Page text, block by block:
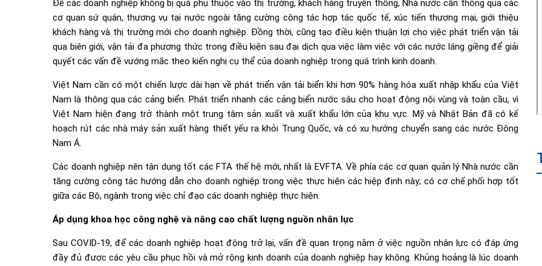
Để các doanh nghiệp không bị quá phụ thuộc vào thị trường, khách hàng truyền thống, Nhà nước cần thông qua các
cơ quan sứ quán, thương vụ tại nước ngoài tăng cường công tác hợp tác quốc tế, xúc tiến thương mại, giới thiệu
khách hàng và thị trường mới cho doanh nghiệp. Đồng thời, cũng tạo điều kiện thuận lợi cho việc phát triển vận tải
qua biên giới, vận tải đa phương thức trong điều kiện sau đại dịch qua việc làm việc với các nước láng giềng để giải
quyết các vấn đề vướng mắc theo kiến nghị cụ thể của doanh nghiệp trong quá trình kinh doanh.
Việt Nam cần có một chiến lược dài hạn về phát triển vận tải biển khi hơn 90% hàng hóa xuất nhập khẩu của Việt
Nam là thông qua các cảng biển. Phát triển nhanh các cảng biển nước sâu cho hoạt động nội vùng và toàn cầu, vì
Việt Nam hiện đang trở thành một trung tâm sản xuất và xuất khẩu lớn của khu vực. Mỹ và Nhật Bản đã có kế
hoạch rút các nhà máy sản xuất hàng thiết yếu ra khỏi Trung Quốc, và có xu hướng chuyển sang các nước Đông
Nam Á.
Các doanh nghiệp nên tận dụng tốt các FTA thế hệ mới, nhất là EVFTA. Về phía các cơ quan quản lý Nhà nước cần
tăng cường công tác hướng dẫn cho doanh nghiệp trong việc thực hiện các hiệp định này; có cơ chế phối hợp tốt
giữa các Bộ, ngành trong việc chỉ đạo các doanh nghiệp thực hiện.
Áp dụng khoa học công nghệ và nâng cao chất lượng nguồn nhân lực
Sau COVID-19, để các doanh nghiệp hoạt động trở lại, vấn đề quan trọng nằm ở việc nguồn nhân lực có đáp ứng
đầy đủ được các yêu cầu phục hồi và mở rộng kinh doanh của doanh nghiệp hay không. Khủng hoảng là lúc doanh